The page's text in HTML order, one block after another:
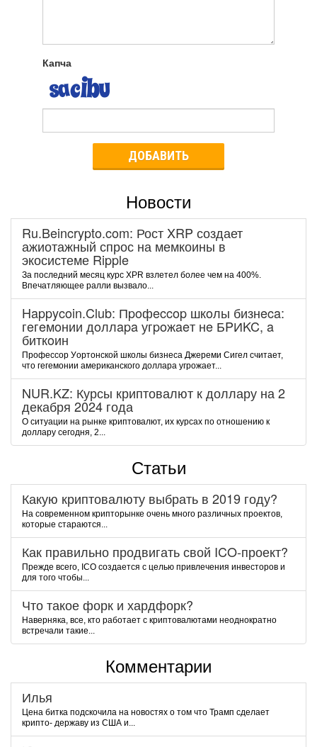
Капча
ДОБАВИТЬ
Новости
Ru.Beincrypto.com: Рост XRP создает
ажиотажный спрос на мемкоины в
экосистеме Ripple
За последний месяц курс XPR взлетел более чем на 400%.
Впечатляющее ралли вызвало...
Happycoin.Club: Пpoфeccop шкoлы бизнeca:
гeгeмoнии дoллapa угpoжaeт нe БPИKC, a
биткoин
Пpoфeccop Уopтoнcкoй шкoлы бизнeca Джepeми Cигeл cчитaeт,
чтo гeгeмoнии aмepикaнcкoгo дoллapa угpoжaeт...
NUR.KZ: Курсы криптовалют к доллару на 2
декабря 2024 года
О ситуации на рынке криптовалют, их курсах по отношению к
доллару сегодня, 2...
Статьи
Какую криптовалюту выбрать в 2019 году?
На современном крипторынке очень много различных проектов,
которые стараются...
Как правильно продвигать свой ICO-проект?
Прежде всего, ICO создается с целью привлечения инвесторов и
для того чтобы...
Что такое форк и хардфорк?
Наверняка, все, кто работает с криптовалютами неоднократно
встречали такие...
Комментарии
Илья
Цена битка подскочила на новостях о том что Трамп сделает
крипто- державу из США и...